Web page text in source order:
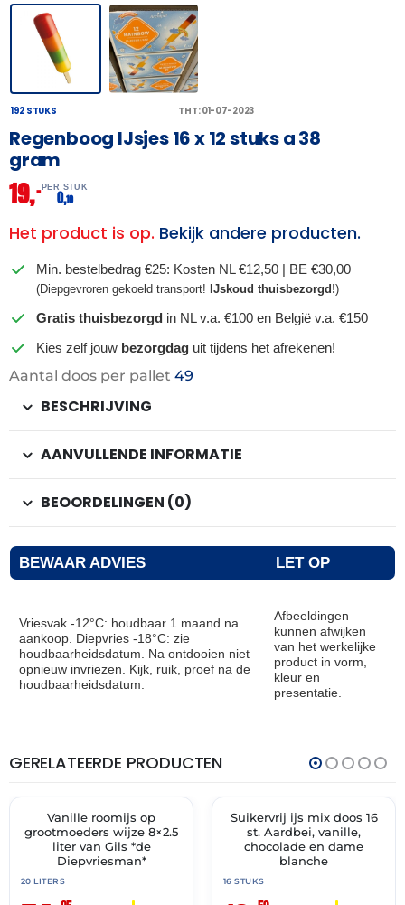
192 STUKS THT: 01-07-2023
Regenboog IJsjes 16 x 12 stuks a 38
gram
19,– PER STUK
0,10
Het product is op. Bekijk andere producten.
Min. bestelbedrag €25: Kosten NL €12,50 | BE €30,00
(Diepgevroren gekoeld transport! IJskoud thuisbezorgd!)
Gratis thuisbezorgd in NL v.a. €100 en België v.a. €150
Kies zelf jouw bezorgdag uit tijdens het afrekenen!
Aantal doos per pallet 49
BESCHRIJVING
AANVULLENDE INFORMATIE
BEOORDELINGEN (0)
BEWAAR ADVIES LET OP
Vriesvak -12°C: houdbaar 1 maand na
aankoop. Diepvries -18°C: zie
houdbaarheidsdatum. Na ontdooien niet
opnieuw invriezen. Kijk, ruik, proef na de
houdbaarheidsdatum.
Afbeeldingen
kunnen afwijken
van het werkelijke
product in vorm,
kleur en
presentatie.
GERELATEERDE PRODUCTEN
✓ VAST ASSORTIMENT
THT:
02-
Vanille roomijs op
grootmoeders wijze 8×2.5
liter van Gils *de
Diepvriesman*
20 LITERS
✓ VAST ASSORTIMENT
Suikervrij ijs mix doos 16
st. Aardbei, vanille,
chocolade en dame
blanche
16 STUKS